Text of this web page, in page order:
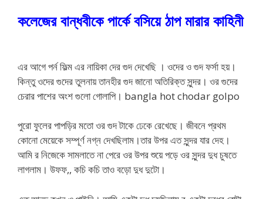
কলেজের বান্ধবীকে পার্কে বসিয়ে ঠাপ মারার কাহিনী
এর আগে পর্ন ফিল্ম এর নায়িকা দের গুদ দেখেছি । ওদের ও গুদ ফর্সা হয়।
কিন্তু ওদের গুদের তুলনায় তানহীর গুদ জানো অতিরিক্ত সুন্দর। ওর গুদের
চেরার পাশের অংশ গুলো গোলাপি। bangla hot chodar golpo
পুরো ফুলের পাপড়ির মতো ওর গুদ টাকে ঢেকে রেখেছে। জীবনে প্রথম
কোনো মেয়েকে সম্পূর্ণ নগ্ন দেখছিলাম।তার উপর এত সুন্দর যার দেহ।
আমি র নিজেকে সামলাতে না পেরে ওর উপর শুয়ে পড়ে ওর সুন্দর দুধ চুষতে
লাগলাম। উফফ,, কচি কচি তাও বড়ো দুধ দুটো।